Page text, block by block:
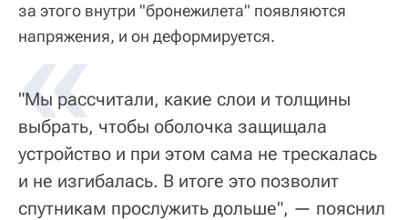
за этого внутри "бронежилета" появляются
напряжения, и он деформируется.
«
"Мы рассчитали, какие слои и толщины
выбрать, чтобы оболочка защищала
устройство и при этом сама не трескалась
и не изгибалась. В итоге это позволит
спутникам прослужить дольше", — пояснил